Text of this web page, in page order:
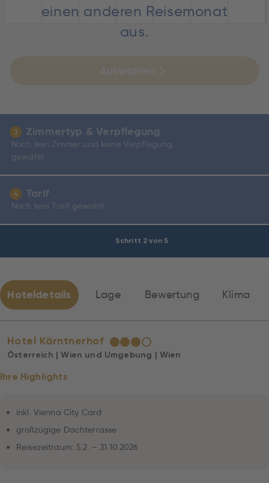
Schritt 2 von 5
einen anderen Reisemonat
aus.
3 Zimmertyp & Verpflegung
Noch kein Zimmer und keine Verpflegung
gewählt.
4 Tarif
Noch kein Tarif gewählt
Hoteldetails Lage Bewertung Klima
Hotel Kärntnerhof ★★★☆
Österreich | Wien und Umgebung | Wien
Ihre Highlights
inkl. Vienna City Card
großzügige Dachterrasse
Reisezeitraum: 5.2. – 31.10.2026